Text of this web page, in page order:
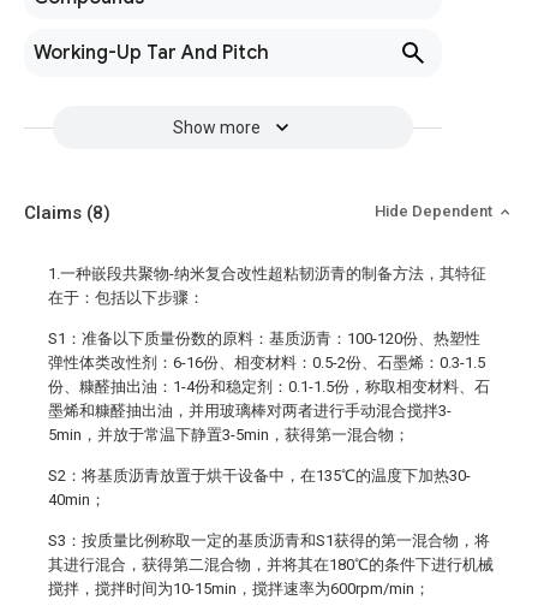
Working-Up Tar And Pitch
Show more
Claims (8) Hide Dependent
1.一种嵌段共聚物-纳米复合改性超粘韧沥青的制备方法，其特征
在于：包括以下步骤：
S1：准备以下质量份数的原料：基质沥青：100-120份、热塑性
弹性体类改性剂：6-16份、相变材料：0.5-2份、石墨烯：0.3-1.5
份、糠醛抽出油：1-4份和稳定剂：0.1-1.5份，称取相变材料、石
墨烯和糠醛抽出油，并用玻璃棒对两者进行手动混合搅拌3-
5min，并放于常温下静置3-5min，获得第一混合物；
S2：将基质沥青放置于烘干设备中，在135℃的温度下加热30-
40min；
S3：按质量比例称取一定的基质沥青和S1获得的第一混合物，将
其进行混合，获得第二混合物，并将其在180℃的条件下进行机械
搅拌，搅拌时间为10-15min，搅拌速率为600rpm/min；